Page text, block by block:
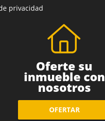
privacidad
Oferte su
inmueble con
nosotros
OFERTAR